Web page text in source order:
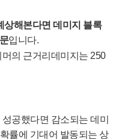
상해본다면 데미지 블록
입니다.
의 근거리데미지는 250
공했다면 감소되는 데미
률에 기대어 발동되는 상